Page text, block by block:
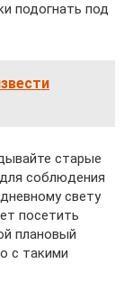
подогнать под
старые
соблюдения
свету
посетить
плановый
с такими